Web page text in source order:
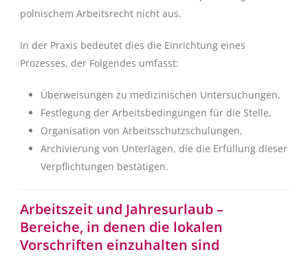
polnischem Arbeitsrecht nicht aus.
In der Praxis bedeutet dies die Einrichtung eines
Prozesses, der Folgendes umfasst:
Überweisungen zu medizinischen Untersuchungen,
Festlegung der Arbeitsbedingungen für die Stelle,
Organisation von Arbeitsschutzschulungen,
Archivierung von Unterlagen, die die Erfüllung dieser
Verpflichtungen bestätigen.
Arbeitszeit und Jahresurlaub –
Bereiche, in denen die lokalen
Vorschriften einzuhalten sind